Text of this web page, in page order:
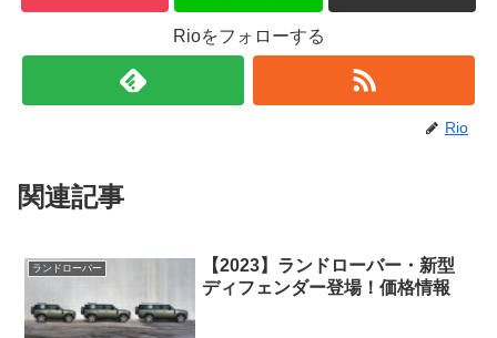
Rioをフォローする
Rio
関連記事
ランドローバー
【2023】ランドローバー・新型
ディフェンダー登場！価格情報